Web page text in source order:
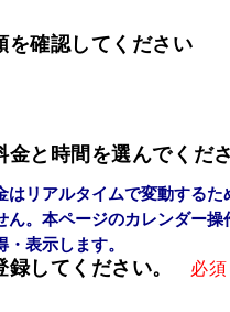
を確認してください
金と時間を選んでくださ
はリアルタイムで変動する
ん。本ページのカレンダー
表示します。
してください。 必須